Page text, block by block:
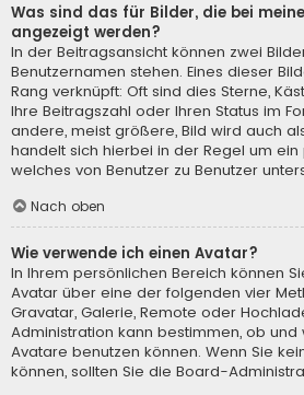
Was sind das für Bilder, die bei
angezeigt werden?
In der Beitragsansicht können zwei
Benutzernamen stehen. Eines dieser
Rang verknüpft: Oft sind dies Sterne,
Ihre Beitragszahl oder Ihren Status im
andere, meist größere, Bild wird auch
handelt sich hierbei in der Regel um ein
welches von Benutzer zu Benutzer
Nach oben
Wie verwende ich einen Avatar?
In Ihrem persönlichen Bereich können
Avatar über eine der folgenden vier
Gravatar, Galerie, Remote oder
Administration kann bestimmen, ob und
Avatare benutzen können. Wenn Sie
können, sollten Sie die Board-